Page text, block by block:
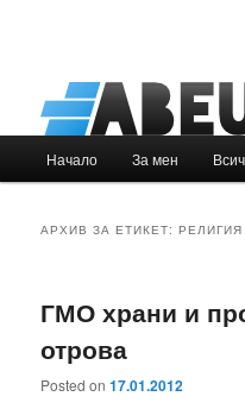
Към
Към
Начало За мен
АРХИВ ЗА ЕТИКЕТ:РЕЛИГИЯ
ГМО храни и
отрова
Posted on17.01.2012